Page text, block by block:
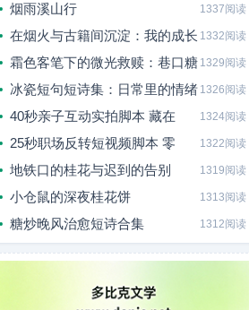
烟雨溪山行 1337阅读
在烟火与古籍间沉淀：我的成长 1332阅读
霜色客笔下的微光救赎：巷口糖 1329阅读
冰瓷短句短诗集：日常里的情绪 1326阅读
40秒亲子互动实拍脚本 藏在 1324阅读
25秒职场反转短视频脚本 零 1322阅读
地铁口的桂花与迟到的告别 1319阅读
小仓鼠的深夜桂花饼 1313阅读
糖炒晚风治愈短诗合集 1312阅读